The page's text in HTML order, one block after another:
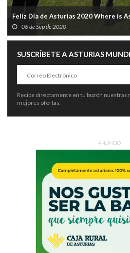
Feliz Día de Asturias 2020 Where is
06 de Sep de 2020
SUSCRÍBETE A ASTURIAS
Recibe directamente en tu buzón nuestras
mejores ofertas.
ANUNCIO